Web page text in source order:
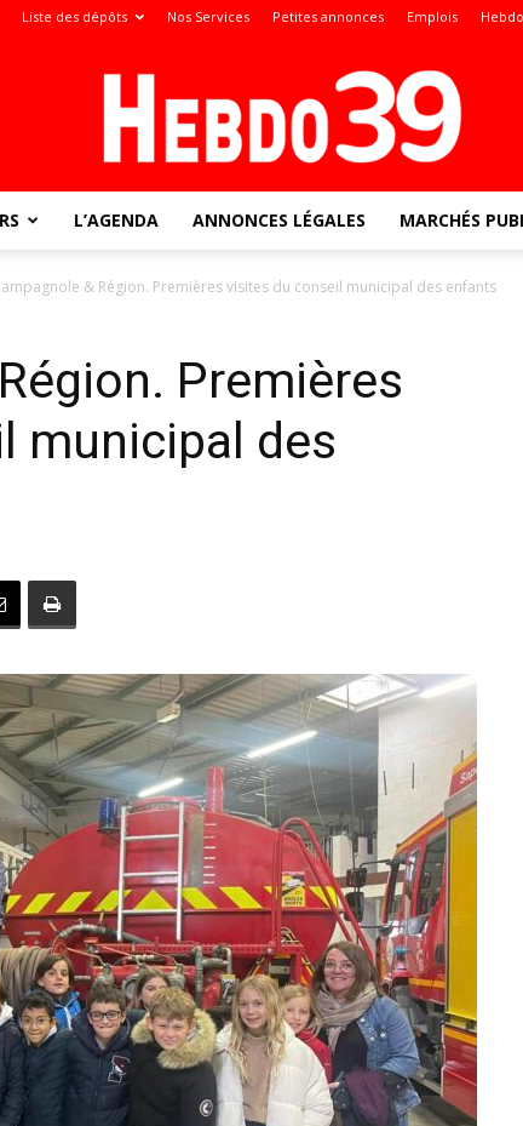
Liste des dépôts Nos Services Petites annonces Emplois
l'info
locale
–
L’AGENDA ANNONCES LÉGALES MARCHÉS
& Région. Premières visites du conseil municipal des enfants
Premières
municipal des